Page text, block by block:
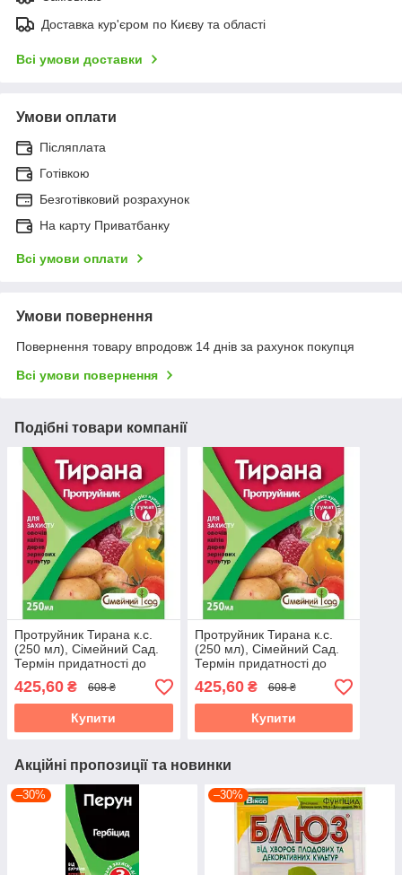
Доставка кур'єром по Києву та області
Всі умови доставки
Умови оплати
Післяплата
Готівкою
Безготівковий розрахунок
На карту Приватбанку
Всі умови оплати
Умови повернення
Повернення товару впродовж 14 днів за рахунок покупця
Всі умови повернення
Подібні товари компанії
Протруйник Тирана к.с.
(250 мл), Сімейний Сад.
Термін придатності до
30.09.2026
425,60 ₴ 608 ₴
Купити
Протруйник Тирана к.с.
(250 мл), Сімейний Сад.
Термін придатності до
30.09.2026
425,60₴ 608 ₴
Купити
Акційні пропозиції та новинки
–30% –30%